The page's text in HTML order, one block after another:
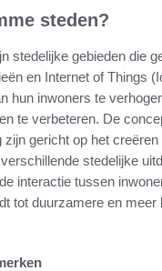
steden?
stedelijke gebieden die
en Internet of Things
hun inwoners te
te verbeteren. De
gericht op het
stedelijke
interactie tussen
tot duurzamere en meer